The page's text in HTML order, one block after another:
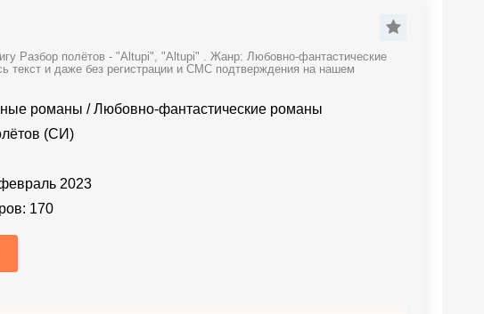
Разбор полётов - "Altupi", "Altupi" . Жанр: Любовно-фантастические
текст и даже без регистрации и СМС подтверждения на нашем
романы /Любовно-фантастические романы
(СИ)
2023
170